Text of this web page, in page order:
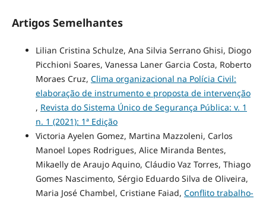
Artigos Semelhantes
Lilian Cristina Schulze, Ana Silvia Serrano Ghisi, Diogo
Picchioni Soares, Vanessa Laner Garcia Costa, Roberto
Moraes Cruz, Clima organizacional na Polícia Civil:
elaboração de instrumento e proposta de intervenção
, Revista do Sistema Único de Segurança Pública: v. 1
n. 1 (2021): 1ª Edição
Victoria Ayelen Gomez, Martina Mazzoleni, Carlos
Manoel Lopes Rodrigues, Alice Miranda Bentes,
Mikaelly de Araujo Aquino, Cláudio Vaz Torres, Thiago
Gomes Nascimento, Sérgio Eduardo Silva de Oliveira,
Maria José Chambel, Cristiane Faiad, Conflito trabalho-